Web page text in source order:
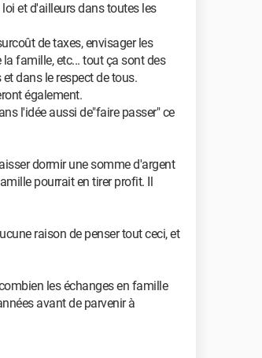
et d'ailleurs dans toutes les
de taxes, envisager les
famille, etc... tout ça sont des
dans le respect de tous.
également.
l'idée aussi de"faire passer" ce
dormir une somme d'argent
pourrait en tirer profit. Il
raison de penser tout ceci, et
les échanges en famille
avant de parvenir à